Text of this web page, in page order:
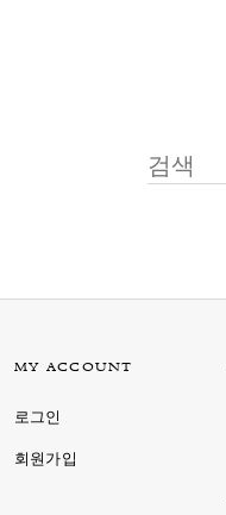
MY ACCOUNT
로그인
회원가입